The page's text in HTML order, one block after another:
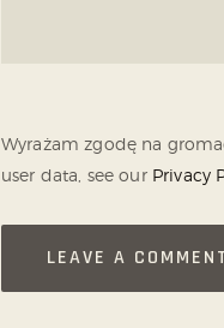
Wyrażam zgodę na
user data, see our Privacy